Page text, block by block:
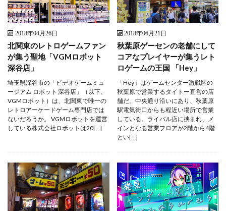
2018年04月26日
北関東のレトロゲームファン
が集う聖地「VGMロボット
深谷店」
埼玉県深谷市の「ビデオゲームミュ
ージアム ロボット 深谷店」（以下、
VGMロボット）は、北関東で唯一の
レトロアーケードゲーム専門店では
ないだろうか。 VGMロボットを運営
している株式会社ロボットは20[…]
2018年06月21日
秋葉原ゲーセンの老舗にして
コアなプレイヤーが集うレト
ロゲームの王国 「Hey」
「Hey」はゲームセンター激戦区の
秋葉原で営業するタイトー直営の店
舗だ。中央通り沿いにあり、秋葉原
駅電気街口からも程近い場所で営業
している。ライバル店に挟まれ、メ
インとなる営業フロアが2階から4階
とい[…]